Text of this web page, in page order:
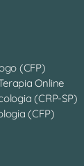
(CFP)
Online
(CRP-SP)
(CFP)